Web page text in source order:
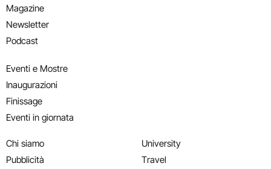
Magazine
Newsletter
Podcast
Eventi e Mostre
Inaugurazioni
Finissage
Eventi in giornata
Chi siamo
Pubblicità
University
Travel